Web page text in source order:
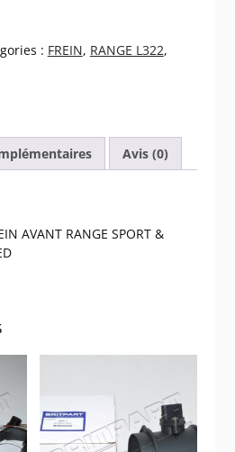
: FREIN, RANGE L322,
Avis (0)
AVANT RANGE SPORT &